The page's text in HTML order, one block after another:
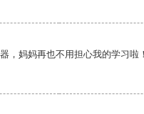
，妈妈再也不用担心我的学习啦！